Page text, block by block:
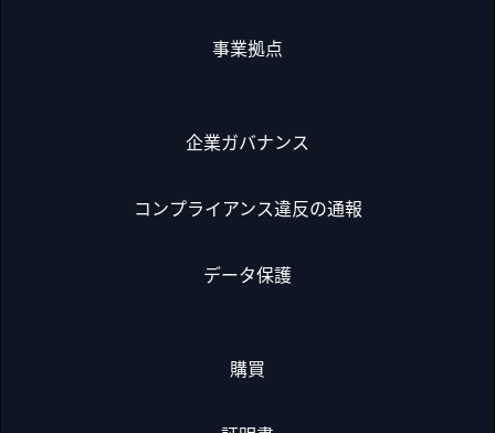
事業拠点
企業ガバナンス
コンプライアンス違反の通報
データ保護
購買